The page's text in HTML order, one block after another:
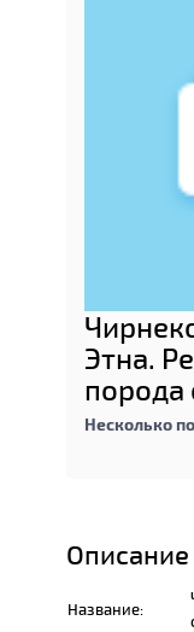
Этна.
порода
Несколько
Описание
Название: